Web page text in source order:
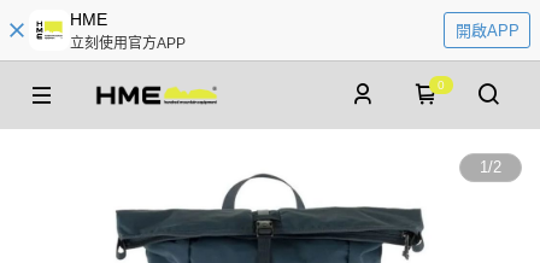
HME
立刻使用官方APP
開啟APP
0
1/2